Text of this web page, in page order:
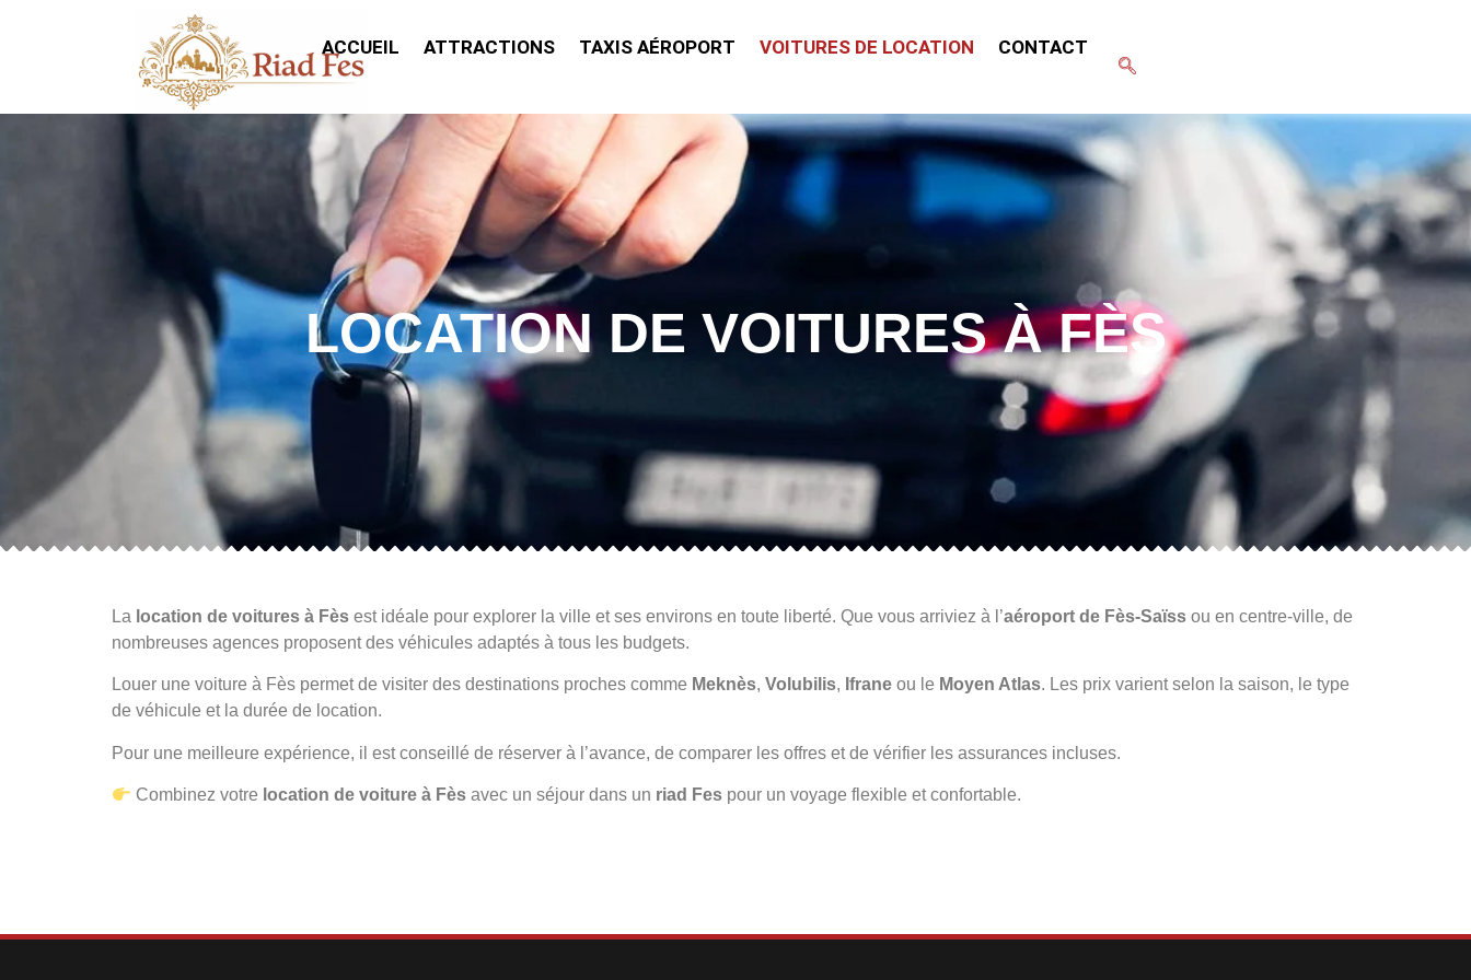
ACCUEIL ATTRACTIONS TAXIS AÉROPORT VOITURES DE LOCATION CONTACT
LOCATION DE VOITURES À FÈS
La location de voitures à Fès est idéale pour explorer la ville et ses environs en toute liberté. Que vous arriviez à l’aéroport de Fès-Saïss ou en centre-ville, de
nombreuses agences proposent des véhicules adaptés à tous les budgets.
Louer une voiture à Fès permet de visiter des destinations proches comme Meknès, Volubilis, Ifrane ou le Moyen Atlas. Les prix varient selon la saison, le type
de véhicule et la durée de location.
Pour une meilleure expérience, il est conseillé de réserver à l’avance, de comparer les offres et de vérifier les assurances incluses.
Combinez votre location de voiture à Fès avec un séjour dans un riad Fes pour un voyage flexible et confortable.